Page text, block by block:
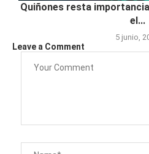
Quiñones resta
el...
5 junio,
Leave a Comment